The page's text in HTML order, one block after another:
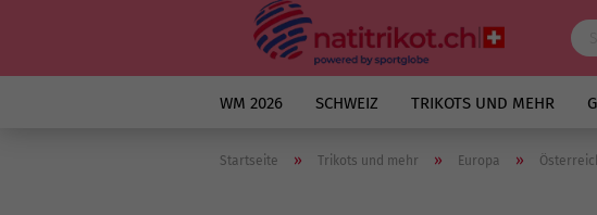
WM 2026 SCHWEIZ TRIKOTS UND MEHR
Startseite » Trikots und mehr » Europa »